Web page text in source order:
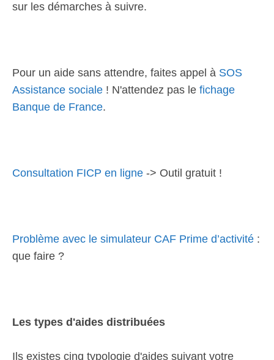
sur les démarches à suivre.
Pour un aide sans attendre, faites appel à SOS
Assistance sociale ! N'attendez pas le fichage
Banque de France.
Consultation FICP en ligne -> Outil gratuit !
Problème avec le simulateur CAF Prime d’activité :
que faire ?
Les types d'aides distribuées
Ils existes cinq typologie d'aides suivant votre